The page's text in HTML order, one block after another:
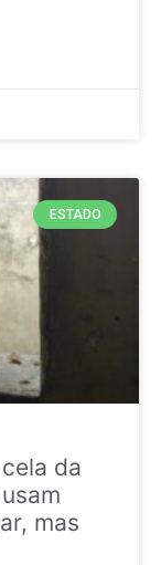
ESTADO
da
mas